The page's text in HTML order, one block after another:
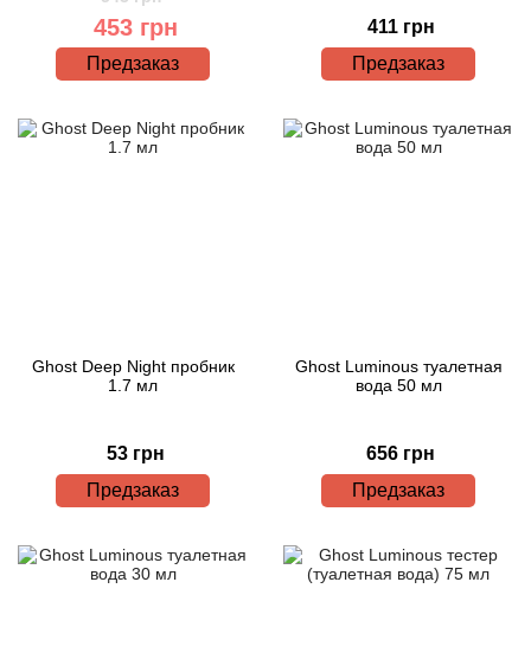
453 грн
Предзаказ
411 грн
Предзаказ
Ghost Deep Night пробник
1.7 мл
53 грн
Предзаказ
Ghost Luminous туалетная
вода 50 мл
656 грн
Предзаказ